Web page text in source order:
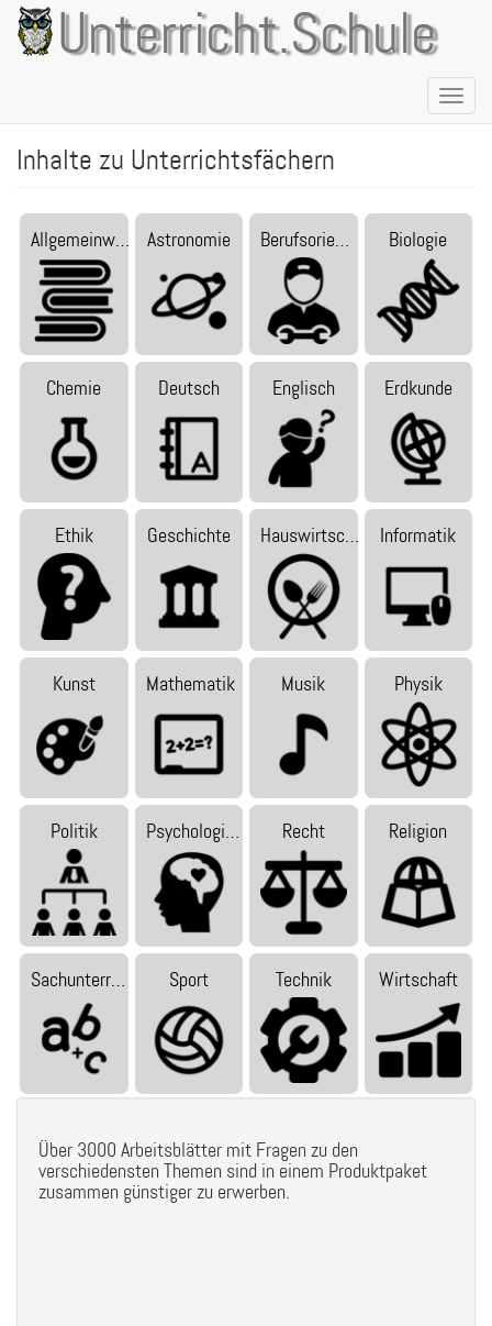
Direkt
zum
Inhalt
Unterricht.Schule
Inhalte zu Unterrichtsfächern
Allgemeinw… Astronomie Berufsorie… Biologie
Chemie Deutsch Englisch Erdkunde
Ethik Geschichte Hauswirtsc… Informatik
Kunst Mathematik Musik Physik
Politik Psychologi… Recht Religion
Sachunterr… Sport Technik Wirtschaft
Über 3000 Arbeitsblätter mit Fragen zu den
verschiedensten Themen sind in einem Produktpaket
zusammen günstiger zu erwerben.